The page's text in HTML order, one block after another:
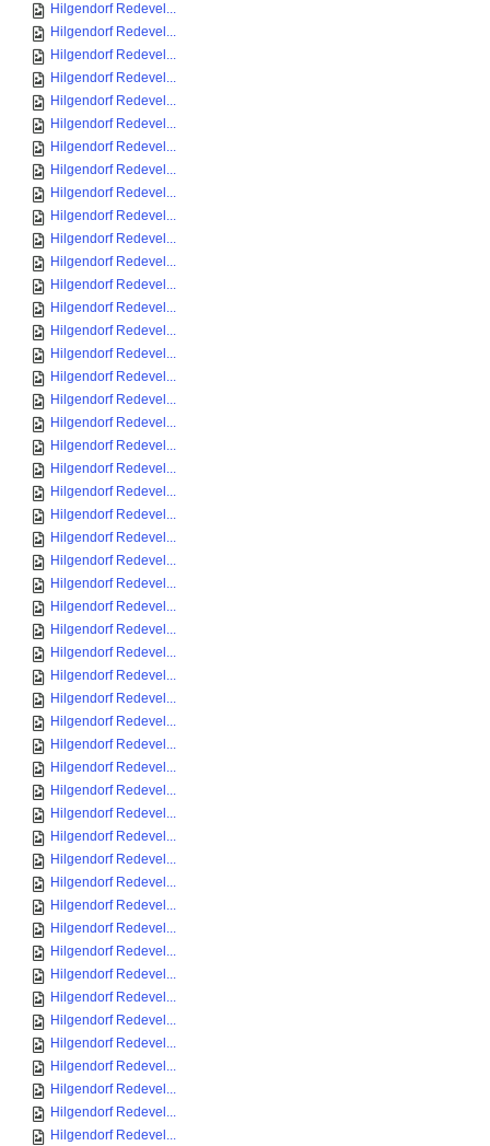
Hilgendorf Redevel...
Hilgendorf Redevel...
Hilgendorf Redevel...
Hilgendorf Redevel...
Hilgendorf Redevel...
Hilgendorf Redevel...
Hilgendorf Redevel...
Hilgendorf Redevel...
Hilgendorf Redevel...
Hilgendorf Redevel...
Hilgendorf Redevel...
Hilgendorf Redevel...
Hilgendorf Redevel...
Hilgendorf Redevel...
Hilgendorf Redevel...
Hilgendorf Redevel...
Hilgendorf Redevel...
Hilgendorf Redevel...
Hilgendorf Redevel...
Hilgendorf Redevel...
Hilgendorf Redevel...
Hilgendorf Redevel...
Hilgendorf Redevel...
Hilgendorf Redevel...
Hilgendorf Redevel...
Hilgendorf Redevel...
Hilgendorf Redevel...
Hilgendorf Redevel...
Hilgendorf Redevel...
Hilgendorf Redevel...
Hilgendorf Redevel...
Hilgendorf Redevel...
Hilgendorf Redevel...
Hilgendorf Redevel...
Hilgendorf Redevel...
Hilgendorf Redevel...
Hilgendorf Redevel...
Hilgendorf Redevel...
Hilgendorf Redevel...
Hilgendorf Redevel...
Hilgendorf Redevel...
Hilgendorf Redevel...
Hilgendorf Redevel...
Hilgendorf Redevel...
Hilgendorf Redevel...
Hilgendorf Redevel...
Hilgendorf Redevel...
Hilgendorf Redevel...
Hilgendorf Redevel...
Hilgendorf Redevel...